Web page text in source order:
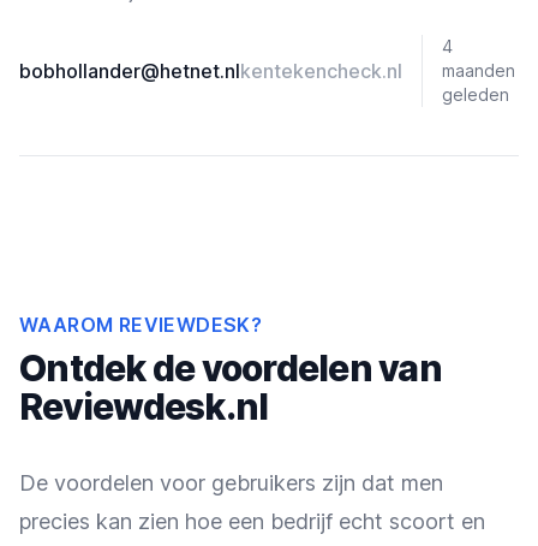
bobhollander@hetnet.nlkentekencheck.nl
4
maanden
geleden
WAAROM REVIEWDESK?
Ontdek de voordelen van
Reviewdesk.nl
De voordelen voor gebruikers zijn dat men
precies kan zien hoe een bedrijf echt scoort en